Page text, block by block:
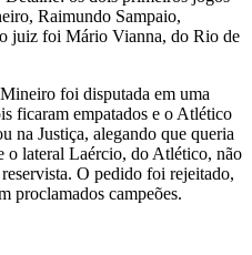
Raimundo Sampaio,
juiz foi Mário Vianna, do Rio de
foi disputada em uma
ficaram empatados e o Atlético
na Justiça, alegando que queria
o lateral Laércio, do Atlético, não
O pedido foi rejeitado,
proclamados campeões.